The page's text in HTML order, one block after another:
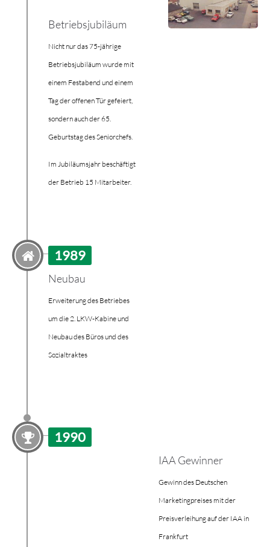
Betriebsjubiläum
Nicht nur das 75-jährige
Betriebsjubiläum wurde mit
einem Festabend und einem
Tag der offenen Tür gefeiert,
sondern auch der 65.
Geburtstag des Seniorchefs.
Im Jubiläumsjahr beschäftigt
der Betrieb 15 Mitarbeiter.
1989
Neubau
Erweiterung des Betriebes
um die 2. LKW-Kabine und
Neubau des Büros und des
Sozialtraktes
1990
IAA Gewinner
Gewinn des Deutschen
Marketingpreises mit der
Preisverleihung auf der IAA in
Frankfurt